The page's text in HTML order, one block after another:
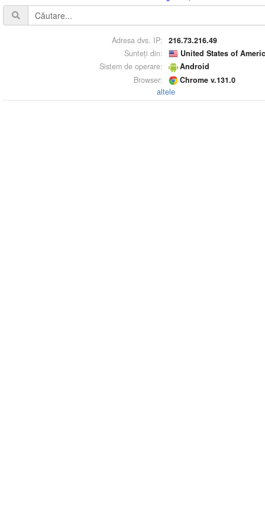
Adresa dvs. IP:
216.73.216.49
Sunteți din:
United States of
Sistem de operare:
Android
Browser:
Chrome v.131.0
altele